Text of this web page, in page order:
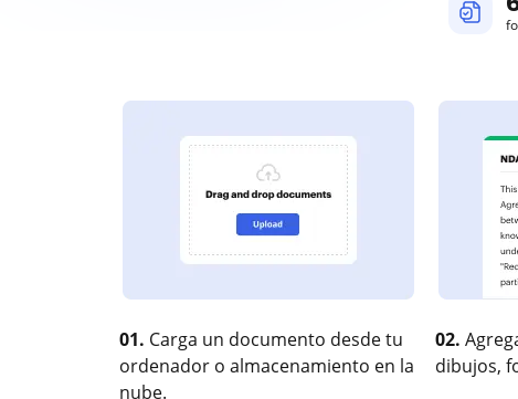
01. Carga un documento desde tu
ordenador o almacenamiento en la
nube.
02.
dibujos,